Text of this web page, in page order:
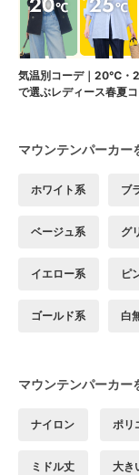
気温別コーデ｜20℃
で選ぶレディース春夏
マウンテンパーカー
ホワイト系 ブ
ベージュ系 グ
イエロー系 ピ
ゴールド系 白
マウンテンパーカー
ナイロン ポリ
ミドル丈 大き